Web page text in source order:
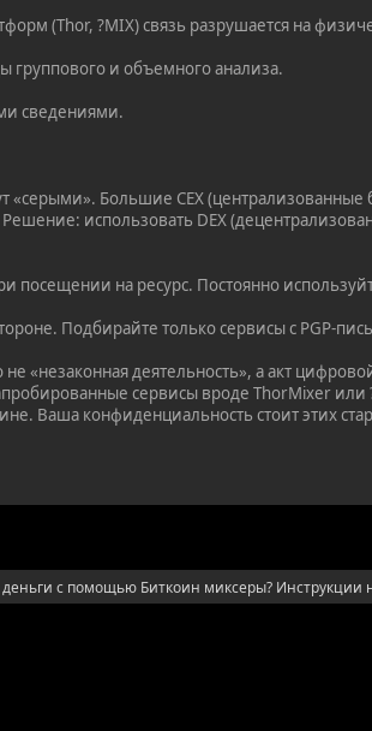
(Thor, ?MIX) связь разрушается на
группового и объемного анализа.
сведениями.
Большие CEX
использовать DEX
посещении на ресурс. Постоянно
Подбирайте только сервисы с PGP-
«незаконная деятельность», а акт
сервисы вроде ThorMixer или
Ваша конфиденциальность стоит этих
с помощью Биткоин миксеры? Инструкции